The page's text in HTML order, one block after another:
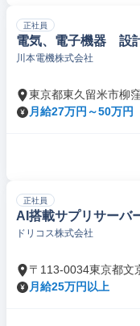
正社員
電気、電子機器 設
川本電機株式会社
東京都東久留米市柳
月給27万円～50万円
正社員
AI搭載サプリサーバ
ドリコス株式会社
〒113-0034東京都文
月給25万円以上